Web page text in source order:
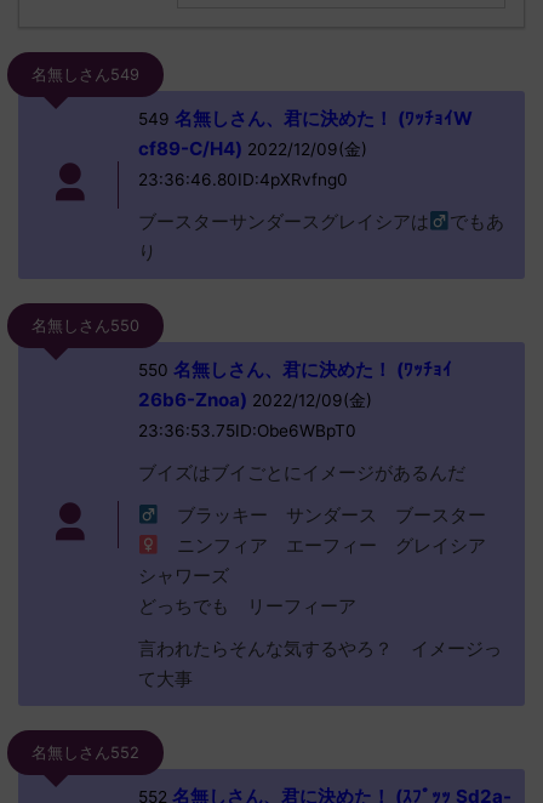
名無しさん549
549 名無しさん、君に決めた！ (ﾜｯﾁｮｲW
cf89-C/H4) 2022/12/09(金)
23:36:46.80ID:4pXRvfng0
ブースターサンダースグレイシアは
でもあ
り
名無しさん550
550 名無しさん、君に決めた！ (ﾜｯﾁｮｲ
26b6-Znoa) 2022/12/09(金)
23:36:53.75ID:Obe6WBpT0
ブイズはブイごとにイメージがあるんだ
ブラッキー サンダース ブースター
ニンフィア エーフィー グレイシア
シャワーズ
どっちでも リーフィーア
言われたらそんな気するやろ？ イメージっ
て大事
名無しさん552
552 名無しさん、君に決めた！ (ｽﾌﾟｯｯ Sd2a-